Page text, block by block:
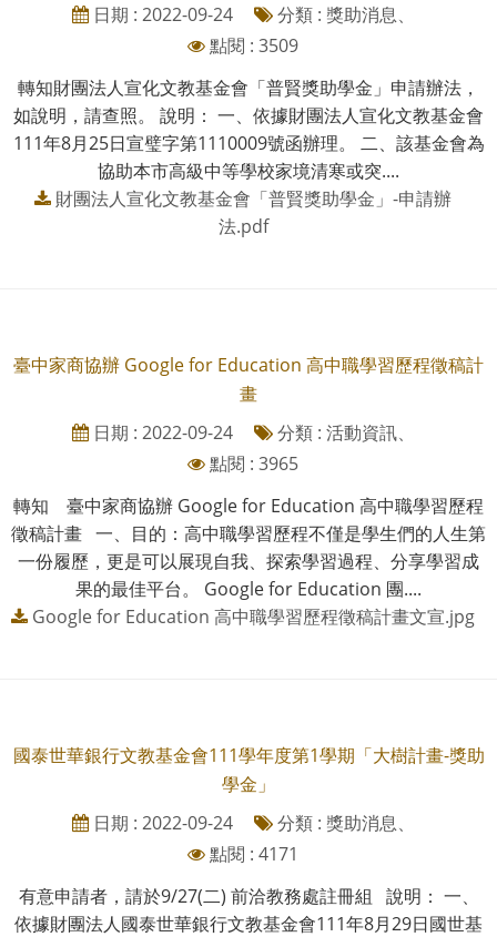
日期 : 2022-09-24
分類 : 獎助消息、
點閱 : 3509
轉知財團法人宣化文教基金會「普賢獎助學金」申請辦法，
如說明，請查照。 說明： 一、依據財團法人宣化文教基金會
111年8月25日宣璧字第1110009號函辦理。 二、該基金會為
協助本市高級中等學校家境清寒或突....
財團法人宣化文教基金會「普賢獎助學金」-申請辦
法.pdf
臺中家商協辦 Google for Education 高中職學習歷程徵稿計
畫
日期 : 2022-09-24
分類 : 活動資訊、
點閱 : 3965
轉知 臺中家商協辦 Google for Education 高中職學習歷程
徵稿計畫 一、目的：高中職學習歷程不僅是學生們的人生第
一份履歷，更是可以展現自我、探索學習過程、分享學習成
果的最佳平台。 Google for Education 團....
Google for Education 高中職學習歷程徵稿計畫文宣.jpg
國泰世華銀行文教基金會111學年度第1學期「大樹計畫-獎助
學金」
日期 : 2022-09-24
分類 : 獎助消息、
點閱 : 4171
有意申請者，請於9/27(二) 前洽教務處註冊組 說明： 一、
依據財團法人國泰世華銀行文教基金會111年8月29日國世基